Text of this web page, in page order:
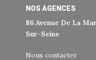
NOS AGENCES
86 Avenue De La
Sur-Seine
Nous contacter